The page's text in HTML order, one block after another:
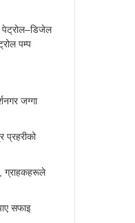
पेट्रोल–डिजेल
पम्प
जग्गा
प्रहरीको
ग्राहकहरूले
सफाइ